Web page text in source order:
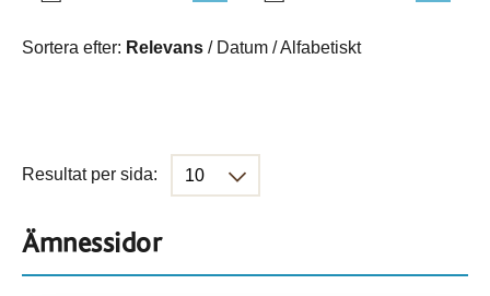
Sortera efter: Relevans / Datum /Alfabetiskt
Resultat per sida:
Ämnessidor